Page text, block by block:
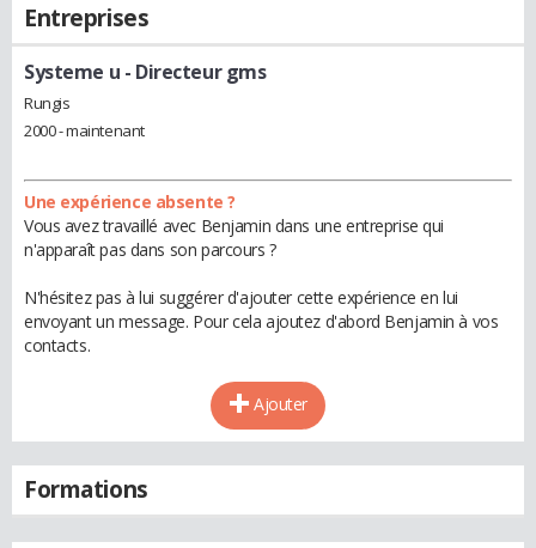
Entreprises
Systeme u - Directeur gms
Rungis
2000 - maintenant
Une expérience absente ?
Vous avez travaillé avec Benjamin dans une entreprise qui
n'apparaît pas dans son parcours ?
N'hésitez pas à lui suggérer d'ajouter cette expérience en lui
envoyant un message. Pour cela ajoutez d'abord Benjamin à vos
contacts.
Ajouter
Formations